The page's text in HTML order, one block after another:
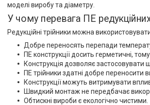
моделі виробу та діаметру.
У чому перевага ПЕ редукційних
Редукційні трійники можна
Добре переносять перепади
ПЕ конструкції досить герметичні,
Конструкція дозволяє
ПЕ трійники здатні добре переносити
Конструкції можуть витримувати
Швидкий монтаж не передбачає
Обтискні вироби є екологічно чистими.